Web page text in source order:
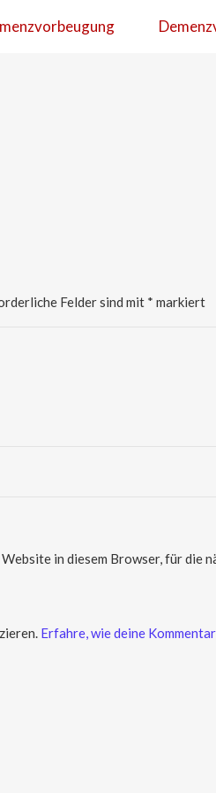
Felder sind mit * markiert
in diesem Browser, für die
Erfahre, wie deine